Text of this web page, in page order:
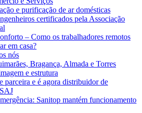
e purificação de ar domésticas
certificados pela Associação
– Como os trabalhadores remotos
em casa?
nós
Bragança, Almada e Torres
e estrutura
parceira e é agora distribuidor de
Sanitop mantém funcionamento